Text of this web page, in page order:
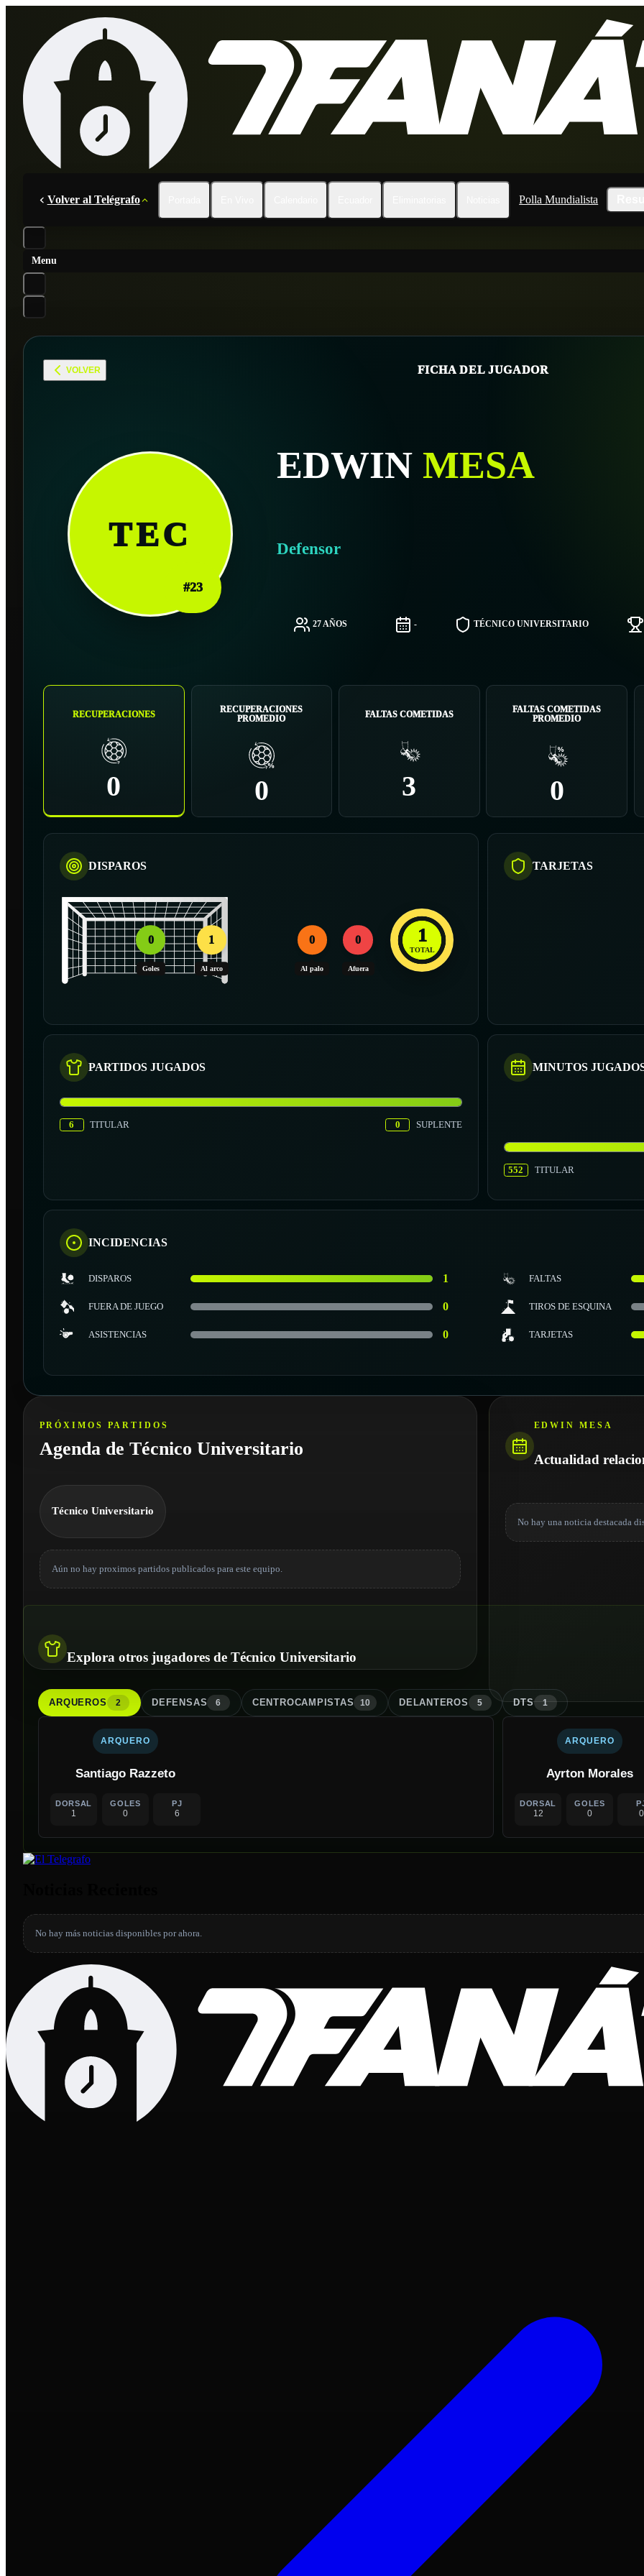
Volver al Telégrafo Polla Mundialista
Menu
VOLVER FICHA DEL JUGADOR
TEC
#23
EDWIN MESA
Defensor
27 AÑOS - TÉCNICO UNIVERSITARIO
RECUPERACIONES
0
RECUPERACIONES
PROMEDIO
0
FALTAS COMETIDAS
3
FALTAS COMETIDAS
PROMEDIO
0
DISPAROS
0
Goles
1
Al arco
0
Al palo
0
Afuera
1
TOTAL
TARJETAS
PARTIDOS JUGADOS
6 TITULAR 0 SUPLENTE
MINUTOS
552 TITULAR
INCIDENCIAS
DISPAROS 1 FALTAS
FUERA DE JUEGO 0 TIROS DE ESQUINA
ASISTENCIAS 0 TARJETAS
PRÓXIMOS PARTIDOS
Agenda de Técnico Universitario
Técnico Universitario
Aún no hay proximos partidos publicados para este equipo.
EDWIN MESA
Actualidad
No hay una noticia destacada
Explora otros jugadores de Técnico Universitario
ARQUEROS 2 DEFENSAS 6 CENTROCAMPISTAS 10 DELANTEROS 5 DTS 1
ARQUERO
Santiago Razzeto
DORSAL
1
GOLES
0
PJ
6
ARQUERO
Ayrton Morales
DORSAL
12
GOLES
0 0
No hay más noticias disponibles por ahora.